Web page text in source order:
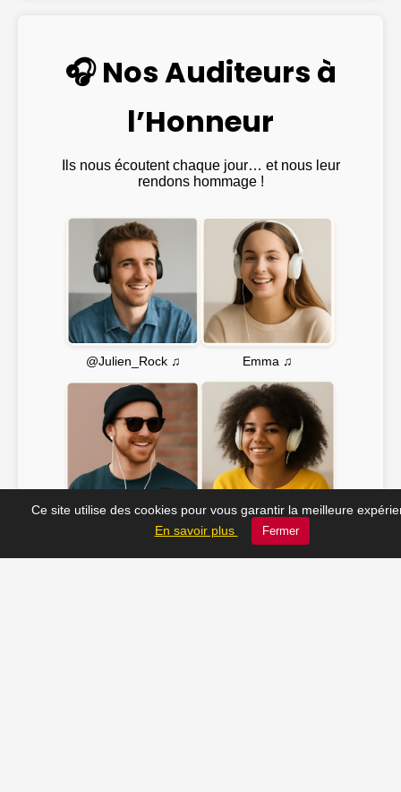
🎧 Nos Auditeurs à
l’Honneur
Ils nous écoutent chaque jour… et nous leur
rendons hommage !
@Julien_Rock ♫ Emma ♫
JC_13 ♫ Soline ♫
Ce site utilise des cookies pour vous garantir la meilleure
En savoir plus
Fermer